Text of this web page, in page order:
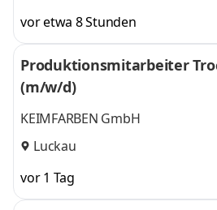
vor etwa 8 Stunden
Produktionsmitarbeiter
(m/w/d)
KEIMFARBEN GmbH
Luckau
vor 1 Tag